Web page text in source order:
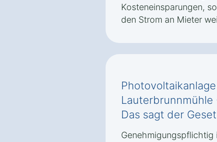
Kosteneinsparungen,
den Strom an Mieter
Das sagt der